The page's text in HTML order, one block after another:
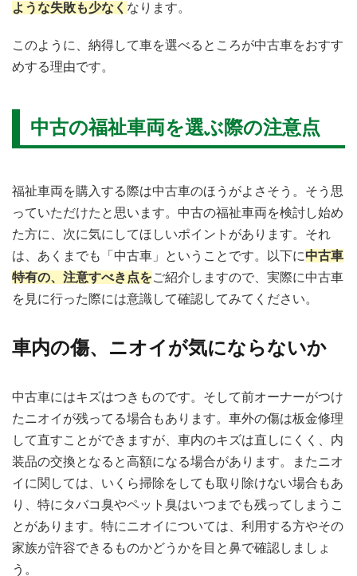
ような失敗も少なく なります。
このように、納得して車を選べるところが中古車をおすす
めする理由です。
中古の福祉車両を選ぶ際の注意点
福祉車両を購入する際は中古車のほうがよさそう。そう思
っていただけたと思います。中古の福祉車両を検討し始め
た方に、次に気にしてほしいポイントがあります。それ
は、あくまでも「中古車」ということです。以下に中古車
特有の、注意すべき点をご紹介しますので、実際に中古車
を見に行った際には意識して確認してみてください。
車内の傷、ニオイが気にならないか
中古車にはキズはつきものです。そして前オーナーがつけ
たニオイが残ってる場合もあります。車外の傷は板金修理
して直すことができますが、車内のキズは直しにくく、内
装品の交換となると高額になる場合があります。またニオ
イに関しては、いくら掃除をしても取り除けない場合もあ
り、特にタバコ臭やペット臭はいつまでも残ってしまうこ
とがあります。特にニオイについては、利用する方やその
家族が許容できるものかどうかを目と鼻で確認しましょ
う。